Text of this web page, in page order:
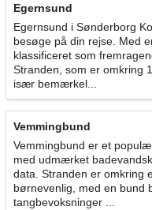
Egernsund
Egernsund i Sønderborg
besøge på din rejse. Med
klassificeret som
Stranden, som er omkring
især bemærkel...
Vemmingbund
Vemmingbund er et
med udmærket
data. Stranden er omkring
børnevenlig, med en bund
tangbevoksninger ...